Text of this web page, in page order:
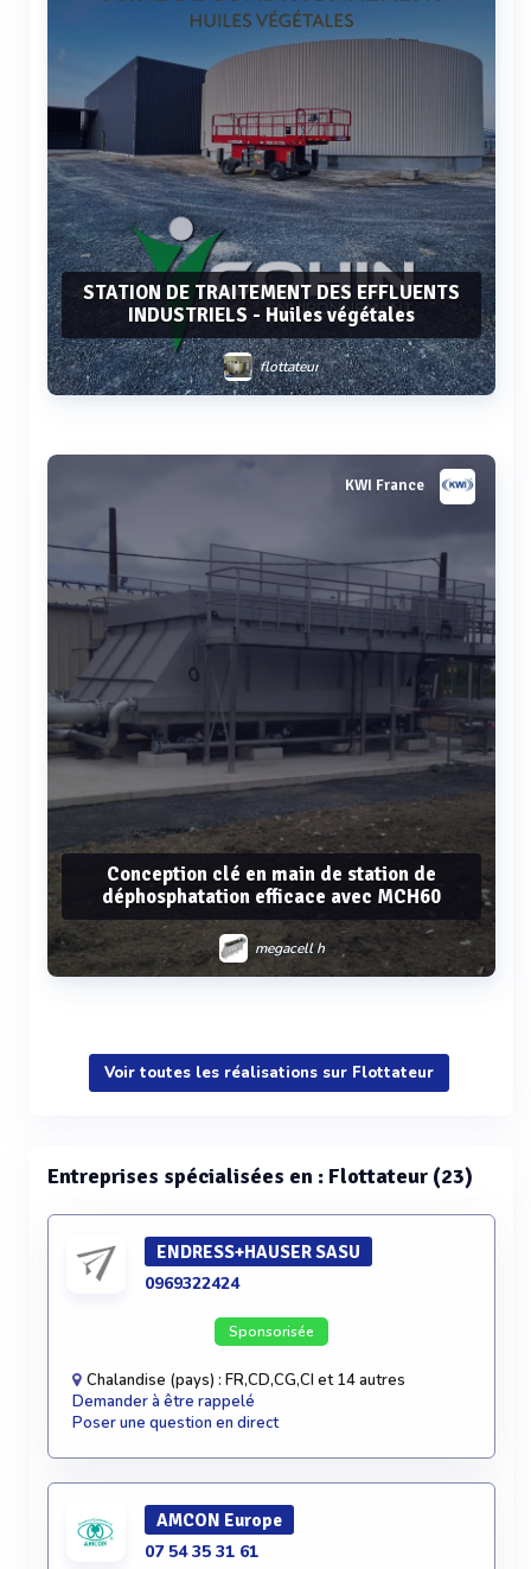
STATION DE TRAITEMENT DES EFFLUENTS
INDUSTRIELS - Huiles végétales
flottateur
KWI France
Conception clé en main de station de
déphosphatation efficace avec MCH60
megacell h
Voir plus
Voir toutes les réalisations sur Flottateur
Entreprises spécialisées en : Flottateur (23)
ENDRESS+HAUSER SASU
0969322424
Sponsorisée
Chalandise (pays) : FR,CD,CG,CI et 14 autres
Demander à être rappelé
Poser une question en direct
AMCON Europe
07 54 35 31 61